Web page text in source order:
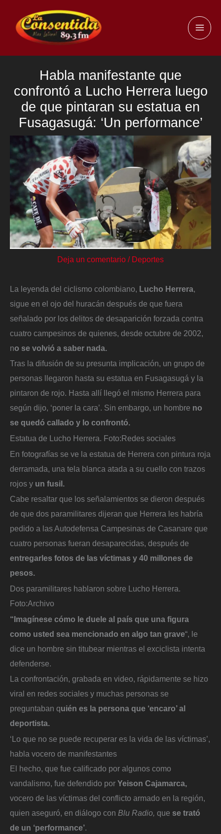
contenido
Habla manifestante que
confrontó a Lucho Herrera luego
de que pintaran su estatua en
Fusagasugá: ‘Un performance’
Deja un comentario / Deportes
La leyenda del ciclismo colombiano, Lucho Herrera,
sigue en el ojo del huracán después de que fuera
señalado por los delitos de desaparición forzada contra
cuatro campesinos de quienes, desde octubre de 2002,
no se volvió a saber nada.
Tras la difusión de su presunta implicación, un grupo de
personas llegaron hasta su estatua en Fusagasugá y la
pintaron de rojo. Hasta allí llegó el mismo Herrera para
según dijo, ‘poner la cara’. Sin embargo, un hombre no
se quedó callado y lo confrontó.
Estatua de Lucho Herrera. Foto:Redes sociales
En fotografías se ve la estatua de Herrera con pintura roja
derramada, una tela blanca atada a su cuello con trazos
rojos y un fusil.
Cabe resaltar que los señalamientos se dieron después
de que dos paramilitares dijeran que Herrera les habría
pedido a las Autodefensa Campesinas de Casanare que
cuatro personas fueran desaparecidas, después de
entregarles fotos de las víctimas y 40 millones de
pesos.
Dos paramilitares hablaron sobre Lucho Herrera.
Foto:Archivo
“Imagínese cómo le duele al país que una figura
como usted sea mencionado en algo tan grave“, le
dice un hombre sin titubear mientras el exciclista intenta
defenderse.
La confrontación, grabada en video, rápidamente se hizo
viral en redes sociales y muchas personas se
preguntaban quién es la persona que ‘encaro’ al
deportista.
‘Lo que no se puede recuperar es la vida de las víctimas’,
habla vocero de manifestantes
El hecho, que fue calificado por algunos como
vandalismo, fue defendido por Yeison Cajamarca,
vocero de las víctimas del conflicto armado en la región,
quien aseguró, en diálogo con Blu Radio, que se trató
de un ‘performance’.